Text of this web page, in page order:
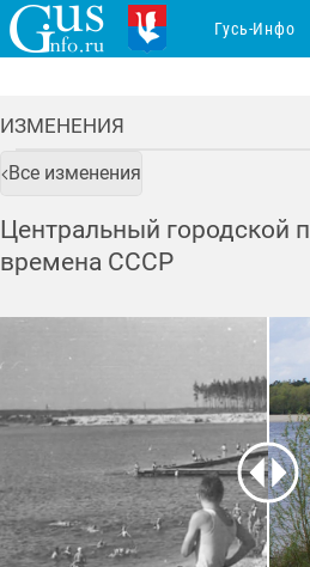
ИЗМЕНЕНИЯ
Все изменения
Центральный городской
времена СССР
Гусь-Инфо